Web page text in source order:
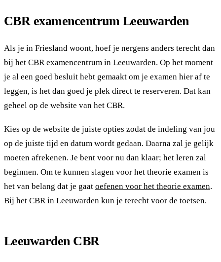
CBR examencentrum Leeuwarden
Als je in Friesland woont, hoef je nergens anders terecht dan
bij het CBR examencentrum in Leeuwarden. Op het moment
je al een goed besluit hebt gemaakt om je examen hier af te
leggen, is het dan goed je plek direct te reserveren. Dat kan
geheel op de website van het CBR.
Kies op de website de juiste opties zodat de indeling van jou
op de juiste tijd en datum wordt gedaan. Daarna zal je gelijk
moeten afrekenen. Je bent voor nu dan klaar; het leren zal
beginnen. Om te kunnen slagen voor het theorie examen is
het van belang dat je gaat oefenen voor het theorie examen.
Bij het CBR in Leeuwarden kun je terecht voor de toetsen.
Leeuwarden CBR